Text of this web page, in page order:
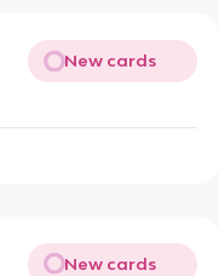
New cards
New cards